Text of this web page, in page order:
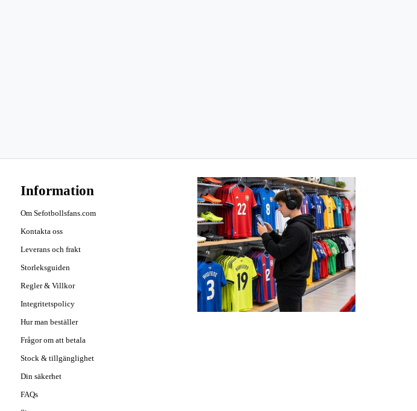
Information
Om Sefotbollsfans.com
Kontakta oss
Leverans och frakt
Storleksguiden
Regler & Villkor
Integritetspolicy
Hur man beställer
Frågor om att betala
Stock & tillgänglighet
Din säkerhet
FAQs